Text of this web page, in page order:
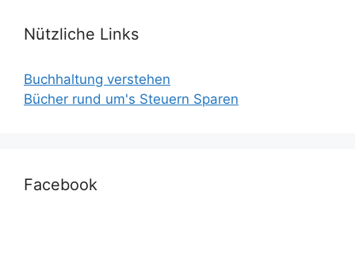
Nützliche Links
Buchhaltung verstehen
Bücher rund um's Steuern Sparen
Facebook